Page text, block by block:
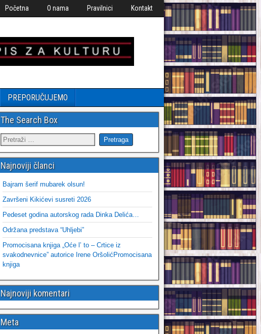
Početna O nama Pravilnici Kontakt
PREPORUČUJEMO
The Search Box
Najnoviji članci
Bajram šerif mubarek olsun!
Završeni Kikićevi susreti 2026
Pedeset godina autorskog rada Dinka Delića…
Održana predstava “Uhljebi”
Promocisana knjiga „Oće l’ to – Crtice iz
svakodnevnice” autorice Irene OršolićPromocisana
knjiga
Najnoviji komentari
Meta